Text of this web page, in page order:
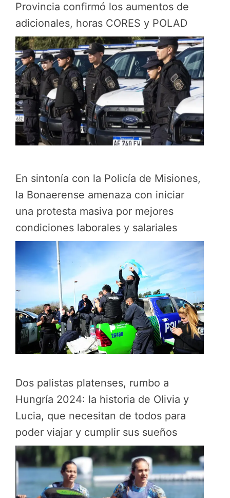
Provincia confirmó los aumentos de
adicionales, horas CORES y POLAD
En sintonía con la Policía de Misiones,
la Bonaerense amenaza con iniciar
una protesta masiva por mejores
condiciones laborales y salariales
Dos palistas platenses, rumbo a
Hungría 2024: la historia de Olivia y
Lucia, que necesitan de todos para
poder viajar y cumplir sus sueños